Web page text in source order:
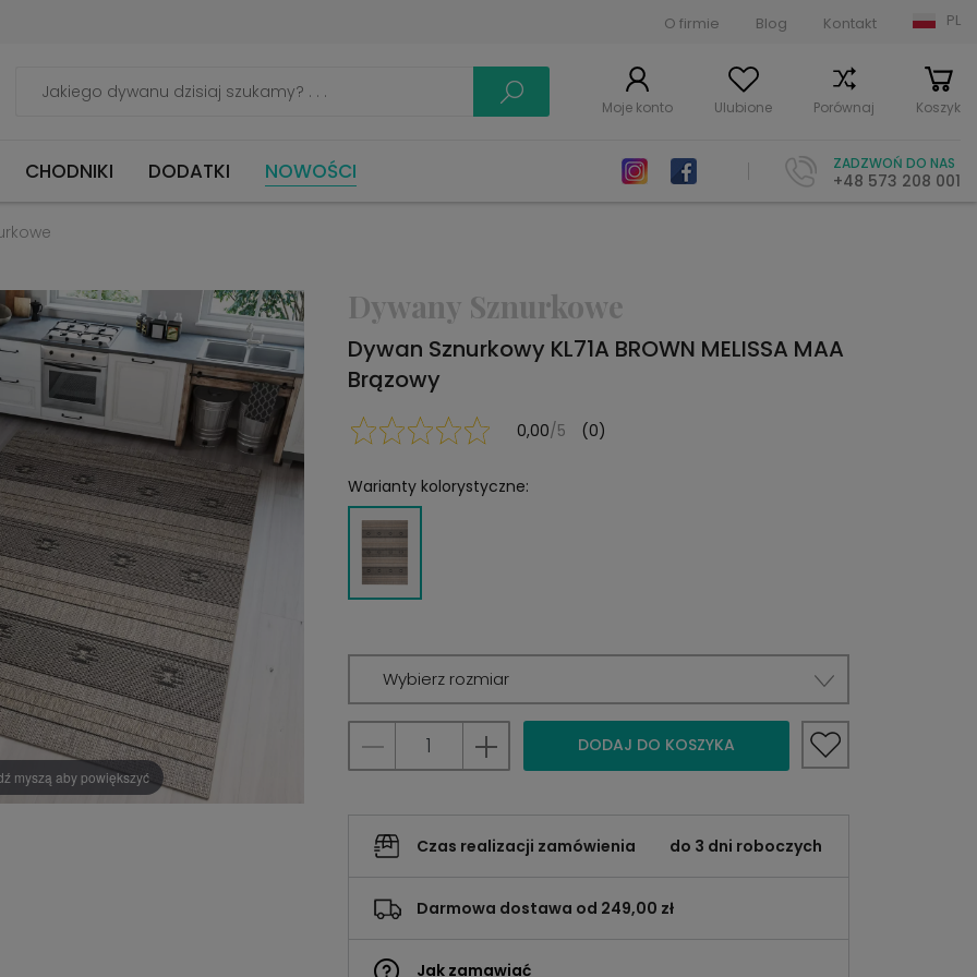
O firmie Blog Kontakt PL
Moje konto Ulubione Porównaj Koszyk
CHODNIKI DODATKI NOWOŚCI ZADZWOŃ DO NAS
+48 573 208 001
myszą aby powiększyć
Dywany Sznurkowe
Dywan Sznurkowy KL71A BROWN MELISSA MAA
Brązowy
0,00/5 (0)
Warianty kolorystyczne:
Wybierz rozmiar
DODAJ DO KOSZYKA
Czas realizacji zamówienia do 3 dni roboczych
Darmowa dostawa od 249,00 zł
Jak zamawiać